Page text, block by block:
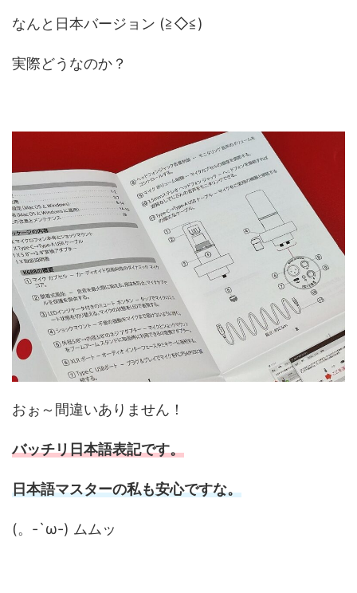
なんと日本バージョン (≧◇≦)
実際どうなのか？
おぉ～間違いありません！
バッチリ日本語表記です。
日本語マスターの私も安心ですな。
(。-`ω-) ムムッ